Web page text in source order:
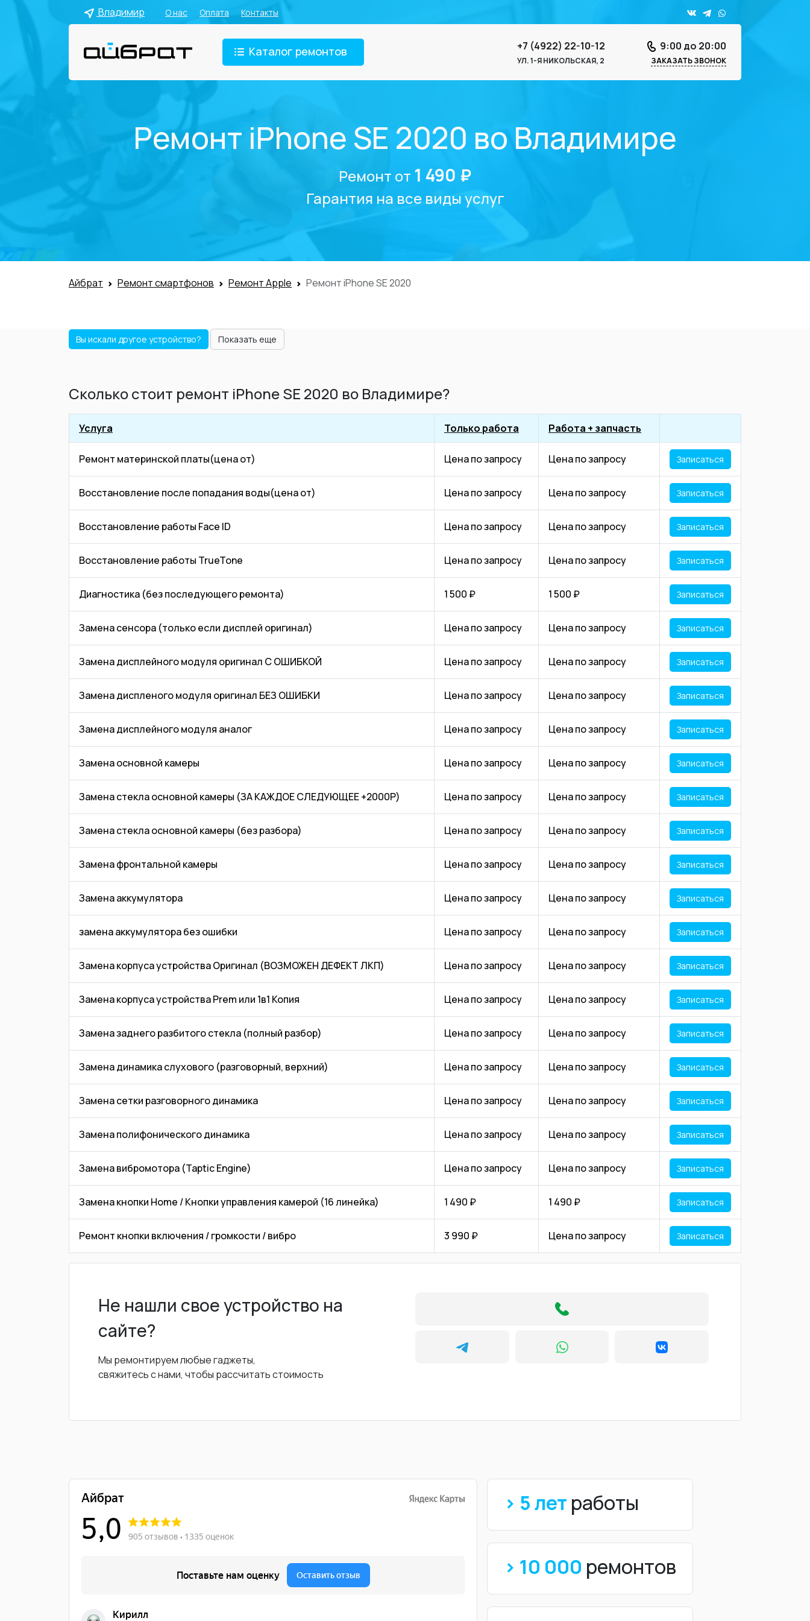
Владимир О нас Оплата Контакты
Каталог ремонтов +7 (4922) 22-10-12
УЛ. 1-Я НИКОЛЬСКАЯ, 2
9:00 до 20:00
ЗАКАЗАТЬ ЗВОНОК
Ремонт iPhone SE 2020 во Владимире
Ремонт от 1 490 ₽
Гарантия на все виды услуг
Айбрат Ремонт смартфонов Ремонт Apple Ремонт iPhone SE 2020
Вы искали другое устройство? Показать еще
Сколько стоит ремонт iPhone SE 2020 во Владимире?
Услуга Только работа Работа + запчасть
Ремонт материнской платы(цена от) Цена по запросу Цена по запросу Записаться
Восстановление после попадания воды(цена от) Цена по запросу Цена по запросу Записаться
Восстановление работы Face ID Цена по запросу Цена по запросу Записаться
Восстановление работы TrueTone Цена по запросу Цена по запросу Записаться
Диагностика (без последующего ремонта) 1 500 ₽ 1 500 ₽ Записаться
Замена сенсора (только если дисплей оригинал) Цена по запросу Цена по запросу Записаться
Замена дисплейного модуля оригинал С ОШИБКОЙ Цена по запросу Цена по запросу Записаться
Замена диспленого модуля оригинал БЕЗ ОШИБКИ Цена по запросу Цена по запросу Записаться
Замена дисплейного модуля аналог Цена по запросу Цена по запросу Записаться
Замена основной камеры Цена по запросу Цена по запросу Записаться
Замена стекла основной камеры (ЗА КАЖДОЕ СЛЕДУЮЩЕЕ +2000Р) Цена по запросу Цена по запросу Записаться
Замена стекла основной камеры (без разбора) Цена по запросу Цена по запросу Записаться
Замена фронтальной камеры Цена по запросу Цена по запросу Записаться
Замена аккумулятора Цена по запросу Цена по запросу Записаться
замена аккумулятора без ошибки Цена по запросу Цена по запросу Записаться
Замена корпуса устройства Оригинал (ВОЗМОЖЕН ДЕФЕКТ ЛКП) Цена по запросу Цена по запросу Записаться
Замена корпуса устройства Prem или 1в1 Копия Цена по запросу Цена по запросу Записаться
Замена заднего разбитого стекла (полный разбор) Цена по запросу Цена по запросу Записаться
Замена динамика слухового (разговорный, верхний) Цена по запросу Цена по запросу Записаться
Замена сетки разговорного динамика Цена по запросу Цена по запросу Записаться
Замена полифонического динамика Цена по запросу Цена по запросу Записаться
Замена вибромотора (Taptic Engine) Цена по запросу Цена по запросу Записаться
Замена кнопки Home / Кнопки управления камерой (16 линейка) 1 490 ₽ 1 490 ₽ Записаться
Ремонт кнопки включения / громкости / вибро 3 990 ₽ Цена по запросу Записаться
Не нашли свое устройство на
сайте?
Мы ремонтируем любые гаджеты,
свяжитесь с нами, чтобы рассчитать стоимость
> 5 лет работы
> 10 000 ремонтов